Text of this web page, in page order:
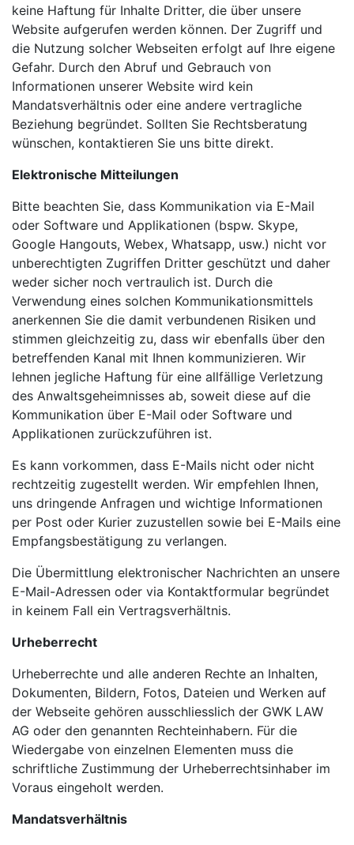
keine Haftung für Inhalte Dritter, die über unsere
Website aufgerufen werden können. Der Zugriff und
die Nutzung solcher Webseiten erfolgt auf Ihre eigene
Gefahr. Durch den Abruf und Gebrauch von
Informationen unserer Website wird kein
Mandatsverhältnis oder eine andere vertragliche
Beziehung begründet. Sollten Sie Rechtsberatung
wünschen, kontaktieren Sie uns bitte direkt.
Elektronische Mitteilungen
Bitte beachten Sie, dass Kommunikation via E-Mail
oder Software und Applikationen (bspw. Skype,
Google Hangouts, Webex, Whatsapp, usw.) nicht vor
unberechtigten Zugriffen Dritter geschützt und daher
weder sicher noch vertraulich ist. Durch die
Verwendung eines solchen Kommunikationsmittels
anerkennen Sie die damit verbundenen Risiken und
stimmen gleichzeitig zu, dass wir ebenfalls über den
betreffenden Kanal mit Ihnen kommunizieren. Wir
lehnen jegliche Haftung für eine allfällige Verletzung
des Anwaltsgeheimnisses ab, soweit diese auf die
Kommunikation über E-Mail oder Software und
Applikationen zurückzuführen ist.
Es kann vorkommen, dass E-Mails nicht oder nicht
rechtzeitig zugestellt werden. Wir empfehlen Ihnen,
uns dringende Anfragen und wichtige Informationen
per Post oder Kurier zuzustellen sowie bei E-Mails eine
Empfangsbestätigung zu verlangen.
Die Übermittlung elektronischer Nachrichten an unsere
E-Mail-Adressen oder via Kontaktformular begründet
in keinem Fall ein Vertragsverhältnis.
Urheberrecht
Urheberrechte und alle anderen Rechte an Inhalten,
Dokumenten, Bildern, Fotos, Dateien und Werken auf
der Webseite gehören ausschliesslich der GWK LAW
AG oder den genannten Rechteinhabern. Für die
Wiedergabe von einzelnen Elementen muss die
schriftliche Zustimmung der Urheberrechtsinhaber im
Voraus eingeholt werden.
Mandatsverhältnis